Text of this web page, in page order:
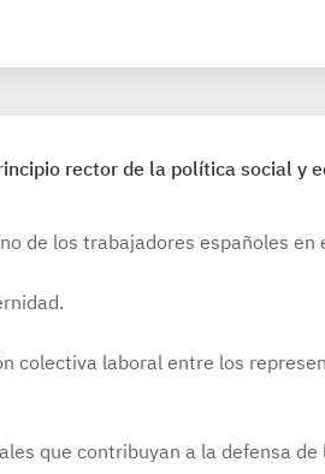
rector de la política social y
de los trabajadores españoles en
colectiva laboral entre los
que contribuyan a la defensa